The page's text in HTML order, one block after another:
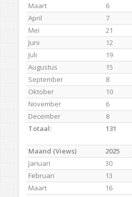
Maart
6
April
7
Mei
21
Juni
12
Juli
19
Augustus
15
September
8
Oktober
10
November
6
December
8
Totaal:
131
Maand (Views) 2025
Januari
30
Februari
13
Maart
16